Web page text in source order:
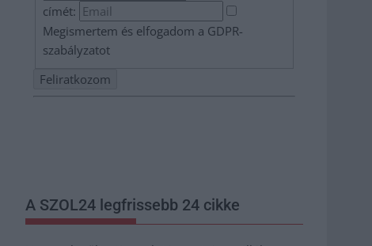
címét:
Megismertem és elfogadom a GDPR-
szabályzatot
A SZOL24 legfrissebb 24 cikke